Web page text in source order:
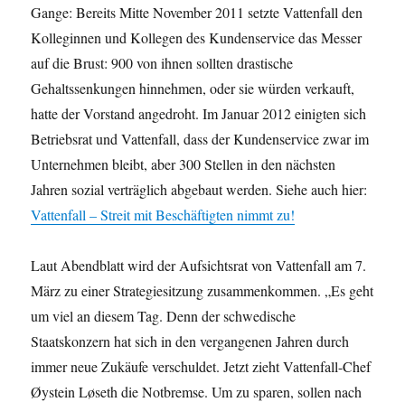
Gange: Bereits Mitte November 2011 setzte Vattenfall den
Kolleginnen und Kollegen des Kundenservice das Messer
auf die Brust: 900 von ihnen sollten drastische
Gehaltssenkungen hinnehmen, oder sie würden verkauft,
hatte der Vorstand angedroht. Im Januar 2012 einigten sich
Betriebsrat und Vattenfall, dass der Kundenservice zwar im
Unternehmen bleibt, aber 300 Stellen in den nächsten
Jahren sozial verträglich abgebaut werden. Siehe auch hier:
Vattenfall – Streit mit Beschäftigten nimmt zu!
Laut Abendblatt wird der Aufsichtsrat von Vattenfall am 7.
März zu einer Strategiesitzung zusammenkommen. „Es geht
um viel an diesem Tag. Denn der schwedische
Staatskonzern hat sich in den vergangenen Jahren durch
immer neue Zukäufe verschuldet. Jetzt zieht Vattenfall-Chef
Øystein Løseth die Notbremse. Um zu sparen, sollen nach